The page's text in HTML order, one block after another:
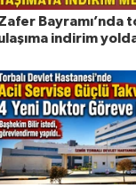
Bayramı’nda
indirim